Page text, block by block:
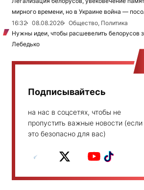
мирного времени, но в Украине война —
16:32
08.08.2026
Общество, Политика
Нужны идеи, чтобы расшевелить белорусов
Лебедько
Подписывайтесь
на нас в соцсетях, чтобы не
пропустить важные новости (если
это безопасно для вас)